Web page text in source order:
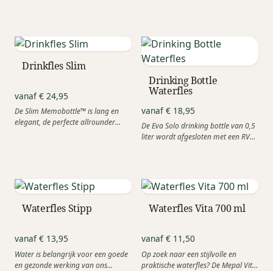
Drinkfles Slim
vanaf € 24,95
De Slim Memobottle™ is lang en
elegant, de perfecte allrounder
Drinking Bottle
Waterfles
vanaf € 18,95
De Eva Solo drinking bottle van 0,5
liter wordt afgesloten met een RVS
Waterfles Stipp
vanaf € 13,95
Water is belangrijk voor een goede
en gezonde werking van ons
Waterfles Vita 700 ml
vanaf € 11,50
Op zoek naar een stijlvolle en
praktische waterfles? De Mepal Vita